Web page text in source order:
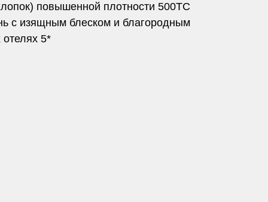
повышенной плотности 500TC
с изящным блеском и благородным
отелях 5*